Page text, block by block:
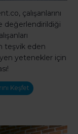
çalışanlarını
değerlendirildiği
teşvik eden
yetenekler için
Keşfet